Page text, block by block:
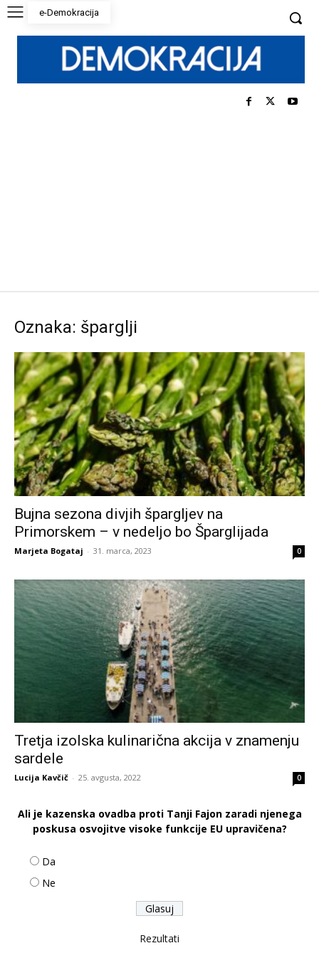
e-Demokracija
Oznaka: šparglji
Bujna sezona divjih špargljev na
Primorskem – v nedeljo bo Šparglijada
Marjeta Bogataj - 31. marca, 2023 0
Tretja izolska kulinarična akcija v znamenju
sardele
Lucija Kavčič - 25. avgusta, 2022 0
Ali je kazenska ovadba proti Tanji Fajon zaradi njenega
poskusa osvojitve visoke funkcije EU upravičena?
Da
Ne
Rezultati